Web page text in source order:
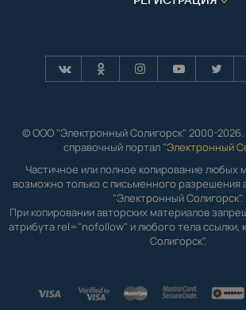
© ООО "Электронный Солигорск" 2000-
справочный портал "Электронный
Частичное или полное копирование любых
возможно только с письменного разрешения
"Электронный Солигорск".
При копировании авторских материалов
атрибута rel="nofollow" и любого тела
Солигорск".